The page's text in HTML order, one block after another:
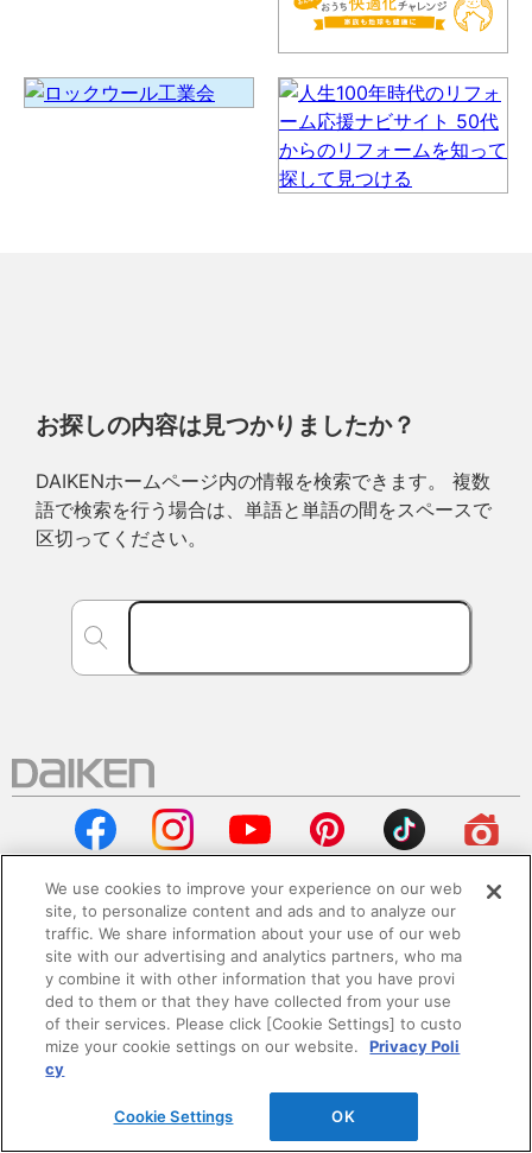
お探しの内容は見つかりましたか？
DAIKENホームページ内の情報を検索できます。 複数
語で検索を行う場合は、単語と単語の間をスペースで
区切ってください。
会社情報
企業情報
サステナビリティ
We use cookies to improve your experience on our web
site, to personalize content and ads and to analyze our
traffic. We share information about your use of our web
site with our advertising and analytics partners, who ma
y combine it with other information that you have provi
ded to them or that they have collected from your use
of their services. Please click [Cookie Settings] to custo
mize your cookie settings on our website.
Privacy Poli
cy
Cookie Settings OK